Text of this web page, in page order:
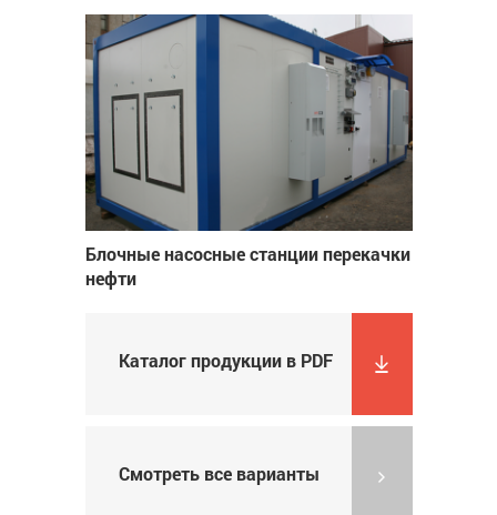
Блочные насосные станции перекачки
нефти
Каталог продукции в PDF
Смотреть все варианты